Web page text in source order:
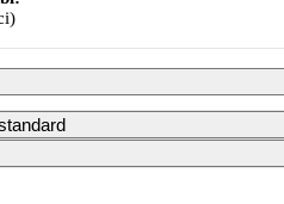
ST ČT PÁ SO NE
1
4 5 6 7 8